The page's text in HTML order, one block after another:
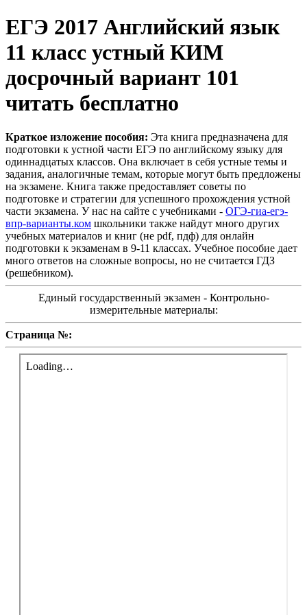
ЕГЭ 2017 Английский язык
11 класс устный КИМ
досрочный вариант 101
читать бесплатно
Краткое изложение пособия: Эта книга предназначена для
подготовки к устной части ЕГЭ по английскому языку для
одиннадцатых классов. Она включает в себя устные темы и
задания, аналогичные темам, которые могут быть предложены
на экзамене. Книга также предоставляет советы по
подготовке и стратегии для успешного прохождения устной
части экзамена. У нас на сайте с учебниками - ОГЭ-гиа-егэ-
впр-варианты.ком школьники также найдут много других
учебных материалов и книг (не pdf, пдф) для онлайн
подготовки к экзаменам в 9-11 классах. Учебное пособие дает
много ответов на сложные вопросы, но не считается ГДЗ
(решебником).
Единый государственный экзамен - Контрольно-
измерительные материалы:
Страница №: